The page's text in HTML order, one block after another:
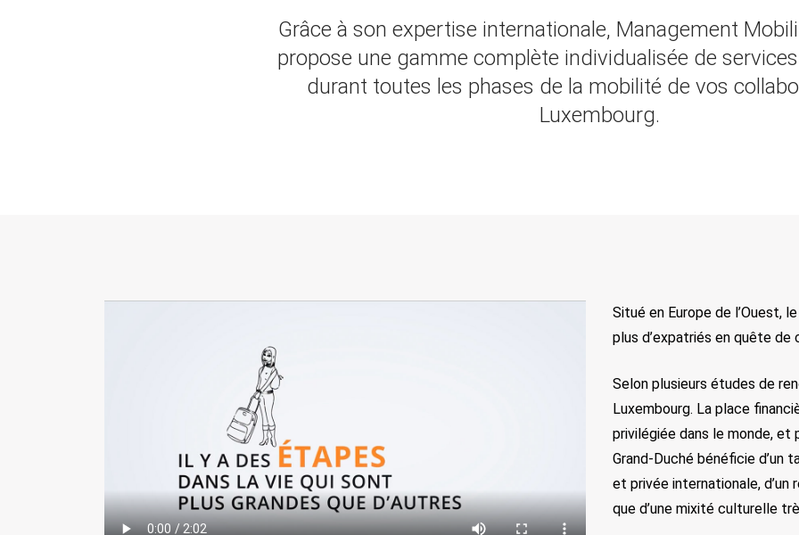
Grâce à son expertise internationale, Management
propose une gamme complète individualisée de
durant toutes les phases de la mobilité de vos
Luxembourg.
Situé en Europe de l’Ouest,
plus d’expatriés en quête de
Selon plusieurs études de
Luxembourg. La place
privilégiée dans le monde, et
Grand-Duché bénéficie d’un
et privée internationale, d’un
que d’une mixité culturelle